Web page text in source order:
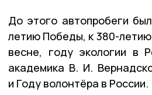
До этого автопробеги
летию Победы, к 380-
весне, году экологии в
академика В. И.
и Году волонтёра в России.